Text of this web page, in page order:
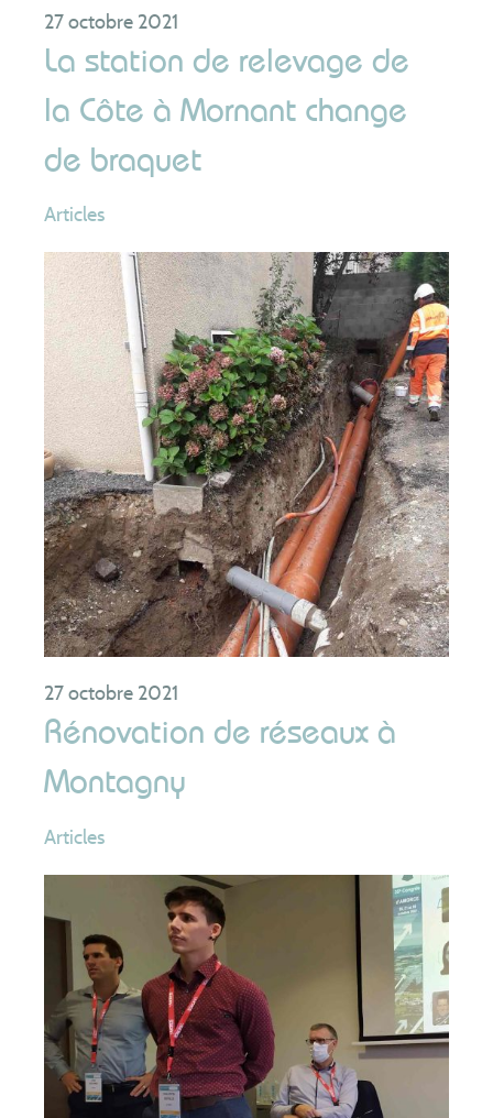
27 octobre 2021
La station de relevage de
la Côte à Mornant change
de braquet
Articles
27 octobre 2021
Rénovation de réseaux à
Montagny
Articles